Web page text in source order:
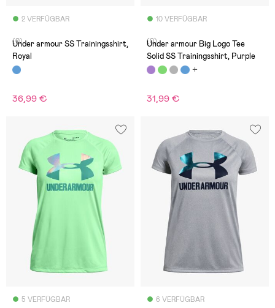
2 VERFÜGBAR
(0)
Under armour SS Trainingsshirt,
Royal
36,99 €
10 VERFÜGBAR
(0)
Under armour Big Logo Tee
Solid SS Trainingsshirt, Purple
31,99 €
5 VERFÜGBAR 6 VERFÜGBAR